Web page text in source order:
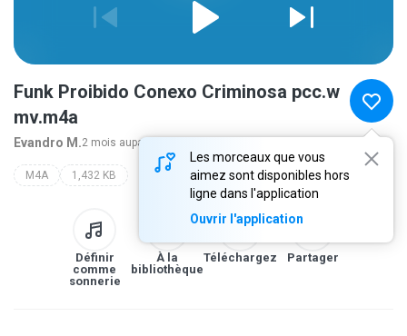
Les morceaux que vous
aimez sont disponibles hors
ligne dans l'application
Ouvrir l'application
Funk Proibido Conexo Criminosa pcc.w
mv.m4a
Evandro M.2 mois auparavant
M4A 1,432 KB
Définir
comme
sonnerie
À la
bibliothèque
Téléchargez Partager